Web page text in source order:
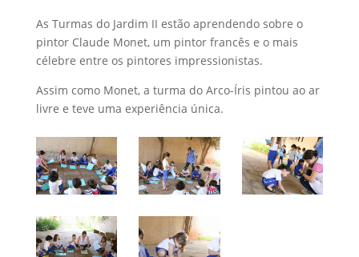
As Turmas do Jardim II estão aprendendo sobre o
pintor Claude Monet, um pintor francês e o mais
célebre entre os pintores impressionistas.
Assim como Monet, a turma do Arco-Íris pintou ao ar
livre e teve uma experiência única.